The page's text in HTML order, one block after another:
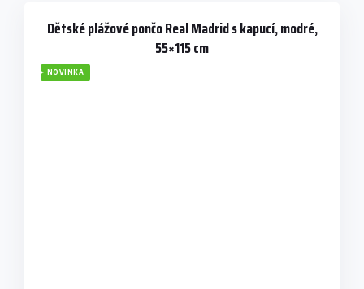
Dětské plážové pončo Real Madrid s kapucí, modré,
55×115 cm
NOVINKA